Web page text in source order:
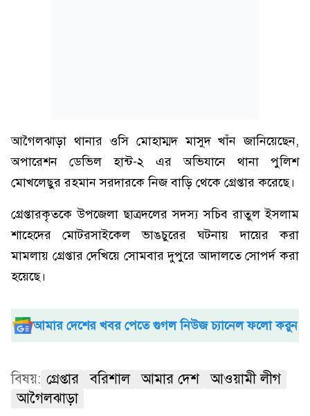
আগৈলঝাড়া থানার ওসি মোহাম্মদ মাসুদ খাঁন জানিয়েছেন,
অপারেশন ডেভিল হান্ট-২ এর অভিযানে থানা পুলিশ
মোখলেছুর রহমান সরদারকে নিজ বাড়ি থেকে গ্রেপ্তার করেছে।
গ্রেপ্তারকৃতকে উপজেলা ছাত্রদলের সদস্য সচিব রাতুল ইসলাম
শাহেদের মোটরসাইকেল ভাঙচুরের ঘটনায় দায়ের করা
মামলায় গ্রেপ্তার দেখিয়ে সোমবার দুপুরে আদালতে সোপর্দ করা
হয়েছে।
আমার দেশের খবর পেতে গুগল নিউজ চ্যানেল ফলো করুন
বিষয়: গ্রেপ্তার বরিশাল আমার দেশ
আওয়ামী লীগ
আগৈলঝাড়া